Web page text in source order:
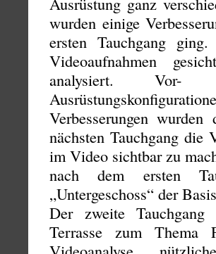
wurden einige
ersten Tauchgang
Videoaufnahmen
analysiert. Vor-
Verbesserungen
nächsten Tauchgang die
im Video sichtbar zu
nach dem ersten
„Untergeschoss“ der
Der zweite
Terrasse zum Thema